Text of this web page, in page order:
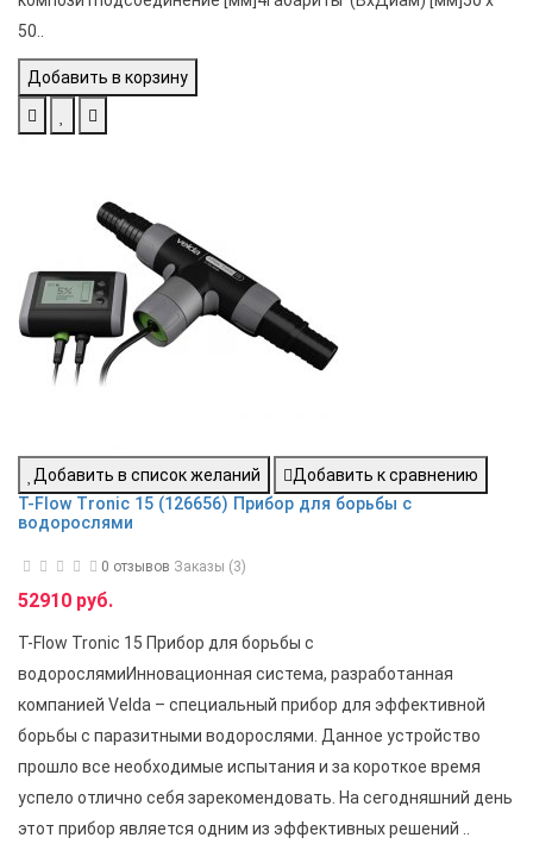
50..
Добавить в корзину
Добавить в список желаний
Добавить к сравнению
T-Flow Tronic 15 (126656) Прибор для борьбы с
водорослями
0 отзывов Заказы (3)
52910 руб.
T-Flow Tronic 15 Прибор для борьбы с
водорослямиИнновационная система, разработанная
компанией Velda – специальный прибор для эффективной
борьбы с паразитными водорослями. Данное устройство
прошло все необходимые испытания и за короткое время
успело отлично себя зарекомендовать. На сегодняшний день
этот прибор является одним из эффективных решений ..